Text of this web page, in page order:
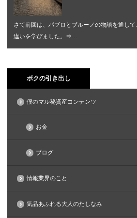
さて前回は、パブロとブルーノの物語を通し
違いを学びました。⇒…
ボクの引き出し
僕のマル秘資産コンテンツ
お金
ブログ
情報業界のこと
気品あふれる大人のたしなみ